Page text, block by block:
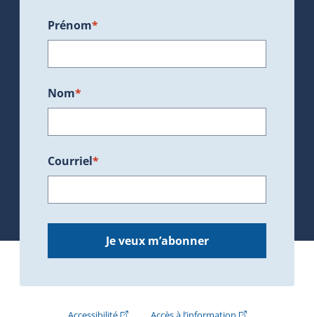
Prénom*
Nom*
Courriel*
Je veux m’abonner
(Cet hyperlien externe s'ouvrira dans une
(Cet hyperlien